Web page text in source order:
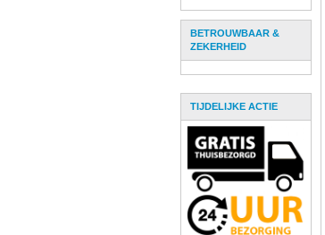
BETROUWBAAR &
ZEKERHEID
TIJDELIJKE ACTIE